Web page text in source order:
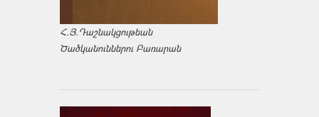
Հ.Յ.Դաշնակցութեան
Ծածկանուններու Բառարան